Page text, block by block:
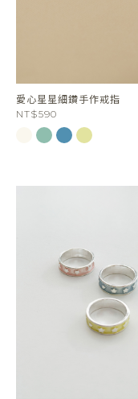
愛心星星細鑽手作戒指
NT$590